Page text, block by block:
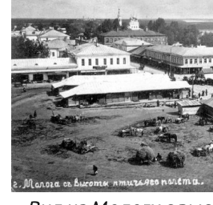
мире музей, посвящённый
затопленному городу —музей
Мологи.